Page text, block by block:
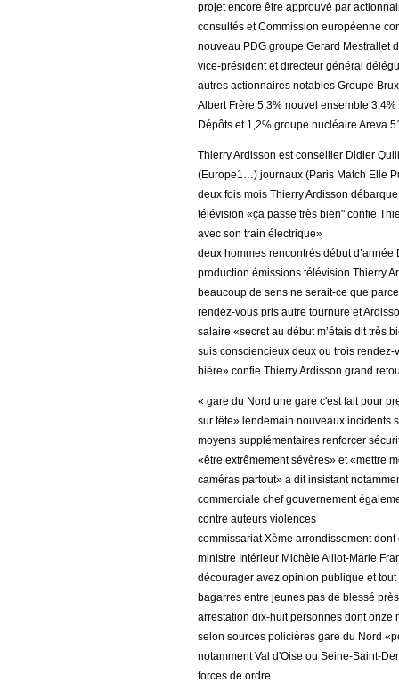
projet encore être approuvé par
consultés et Commission européenne
nouveau PDG groupe Gerard Mestrallet
vice-président et directeur général
autres actionnaires notables Groupe
Albert Frère 5,3% nouvel ensemble
Dépôts et 1,2% groupe nucléaire Areva
Thierry Ardisson est conseiller Didier
(Europe1…) journaux (Paris Match Elle
deux fois mois Thierry Ardisson
télévision «ça passe très bien" confie
avec son train électrique»
deux hommes rencontrés début
production émissions télévision Thierry
beaucoup de sens ne serait-ce que
rendez-vous pris autre tournure et
salaire «secret au début m’étais dit très
suis consciencieux deux ou trois
bière» confie Thierry Ardisson grand
« gare du Nord une gare c'est fait pour
sur tête» lendemain nouveaux incidents
moyens supplémentaires renforcer
«être extrêmement sévères» et «mettre
caméras partout» a dit insistant
commerciale chef gouvernement
contre auteurs violences
commissariat Xème arrondissement
ministre Intérieur Michèle Alliot-Marie
décourager avez opinion publique et
bagarres entre jeunes pas de blessé
arrestation dix-huit personnes dont onze
selon sources policières gare du Nord
notamment Val d'Oise ou Seine-Saint-
forces de ordre